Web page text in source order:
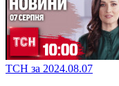
ТСН за 2024.08.07